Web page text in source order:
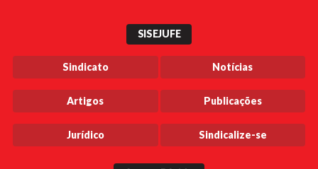
SISEJUFE
Sindicato Notícias
Artigos Publicações
Jurídico Sindicalize-se